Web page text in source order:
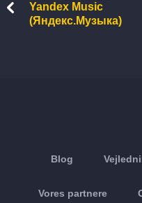
Yandex Music
(Яндекс.Музыка)
Blog
Vores partnere